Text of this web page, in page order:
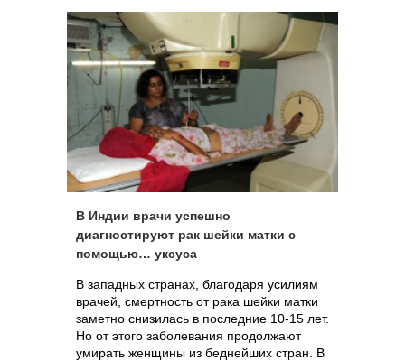
В Индии врачи успешно
диагностируют рак шейки матки с
помощью… уксуса
В западных странах, благодаря усилиям
врачей, смертность от рака шейки матки
заметно снизилась в последние 10-15 лет.
Но от этого заболевания продолжают
умирать женщины из беднейших стран. В